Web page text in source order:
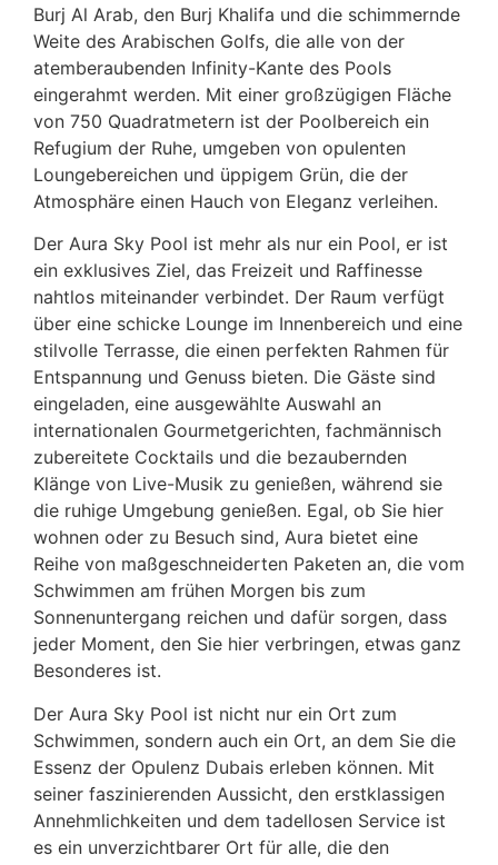
Burj Al Arab, den Burj Khalifa und die schimmernde
Weite des Arabischen Golfs, die alle von der
atemberaubenden Infinity-Kante des Pools
eingerahmt werden. Mit einer großzügigen Fläche
von 750 Quadratmetern ist der Poolbereich ein
Refugium der Ruhe, umgeben von opulenten
Loungebereichen und üppigem Grün, die der
Atmosphäre einen Hauch von Eleganz verleihen.
Der Aura Sky Pool ist mehr als nur ein Pool, er ist
ein exklusives Ziel, das Freizeit und Raffinesse
nahtlos miteinander verbindet. Der Raum verfügt
über eine schicke Lounge im Innenbereich und eine
stilvolle Terrasse, die einen perfekten Rahmen für
Entspannung und Genuss bieten. Die Gäste sind
eingeladen, eine ausgewählte Auswahl an
internationalen Gourmetgerichten, fachmännisch
zubereitete Cocktails und die bezaubernden
Klänge von Live-Musik zu genießen, während sie
die ruhige Umgebung genießen. Egal, ob Sie hier
wohnen oder zu Besuch sind, Aura bietet eine
Reihe von maßgeschneiderten Paketen an, die vom
Schwimmen am frühen Morgen bis zum
Sonnenuntergang reichen und dafür sorgen, dass
jeder Moment, den Sie hier verbringen, etwas ganz
Besonderes ist.
Der Aura Sky Pool ist nicht nur ein Ort zum
Schwimmen, sondern auch ein Ort, an dem Sie die
Essenz der Opulenz Dubais erleben können. Mit
seiner faszinierenden Aussicht, den erstklassigen
Annehmlichkeiten und dem tadellosen Service ist
es ein unverzichtbarer Ort für alle, die den